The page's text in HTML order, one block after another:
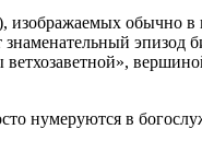
изображаемых обычно в
эпизод
нумеруются в